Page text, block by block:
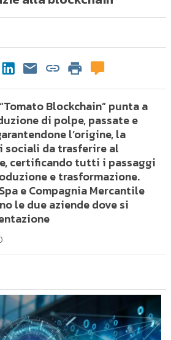
Blockchain” punta a
di polpe, passate e
l’origine, la
sociali da trasferire al
certificando tutti i passaggi
e trasformazione.
e Compagnia Mercantile
le due aziende dove si